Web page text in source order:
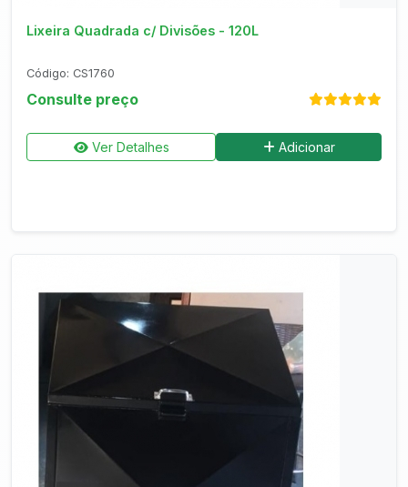
Lixeira Quadrada c/ Divisões - 120L
Código: CS1760
Consulte preço
Ver Detalhes Adicionar